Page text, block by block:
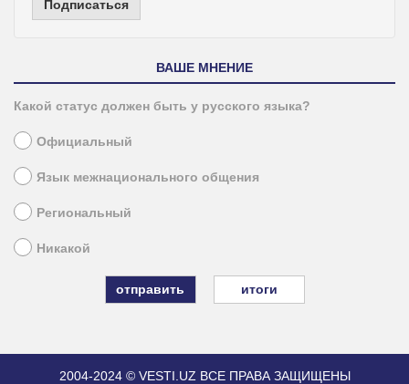
Подписаться
ВАШЕ МНЕНИЕ
Какой статус должен быть у русского языка?
Официальный
Язык межнационального общения
Региональный
Никакой
итоги
2004-2024 © VESTI.UZ ВСЕ ПРАВА ЗАЩИЩЕНЫ